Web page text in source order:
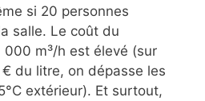
si 20 personnes
salle. Le coût du
000 m³/h est élevé (sur
du litre, on dépasse les
extérieur). Et surtout,